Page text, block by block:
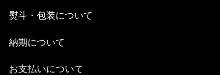
熨斗・包装について
納期について
お支払いについて